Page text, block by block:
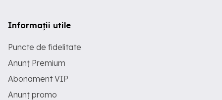
Informații utile
Puncte de fidelitate
Anunț Premium
Abonament VIP
Anunț promo